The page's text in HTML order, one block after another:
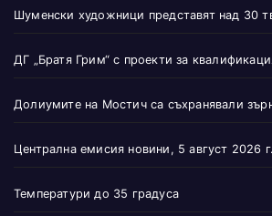
Шуменски художници представят над 30
ДГ „Братя Грим“ с проекти за
Долиумите на Мостич са съхранявали
Централна емисия новини, 5 август 2026 г.
Температури до 35 градуса